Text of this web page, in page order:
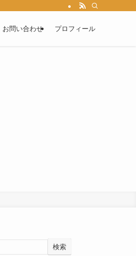
お問い合わせ プロフィール
検索